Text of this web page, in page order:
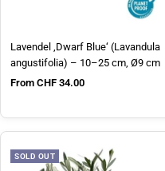
Lavendel ‚Dwarf Blue‘ (Lavandula
angustifolia) – 10–25 cm, Ø9 cm
Sale price
From CHF 34.00
SOLD OUT